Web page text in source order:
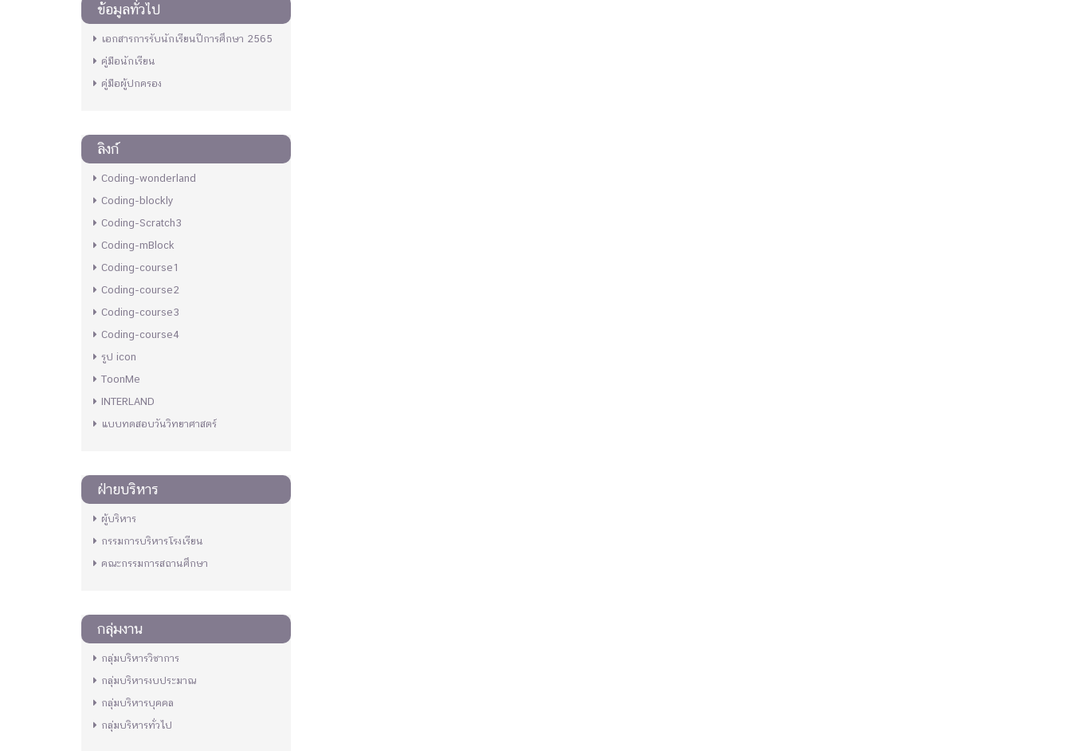
ข้อมูลทั่วไป
เอกสารการรับนักเรียนปีการศึกษา 2565
คู่มือนักเรียน
คู่มือผู้ปกครอง
ลิงก์
Coding-wonderland
Coding-blockly
Coding-Scratch3
Coding-mBlock
Coding-course1
Coding-course2
Coding-course3
Coding-course4
รูป icon
ToonMe
INTERLAND
แบบทดสอบวันวิทยาศาสตร์
ฝ่ายบริหาร
ผู้บริหาร
กรรมการบริหารโรงเรียน
คณะกรรมการสถานศึกษา
กลุ่มงาน
กลุ่มบริหารวิชาการ
กลุ่มบริหารงบประมาณ
กลุ่มบริหารบุคคล
กลุ่มบริหารทั่วไป